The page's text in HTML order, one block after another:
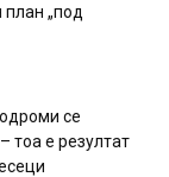
„под
се
тоа е резултат